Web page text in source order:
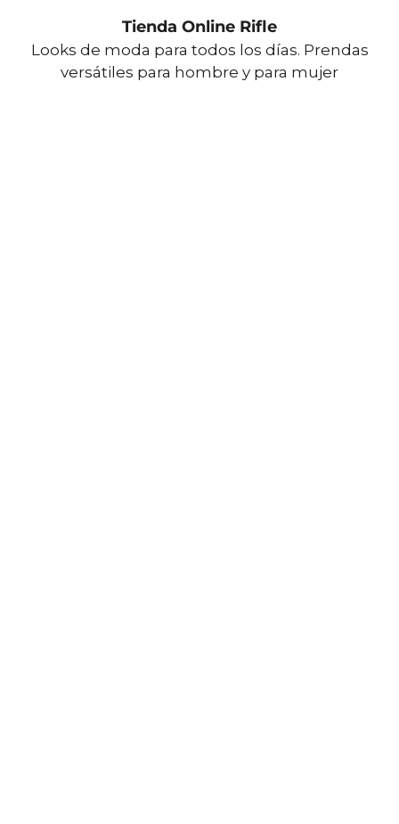
Tienda Online Rifle
Looks de moda para todos los días. Prendas
versátiles para hombre y para mujer